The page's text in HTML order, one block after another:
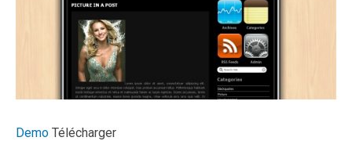
Demo Télécharger